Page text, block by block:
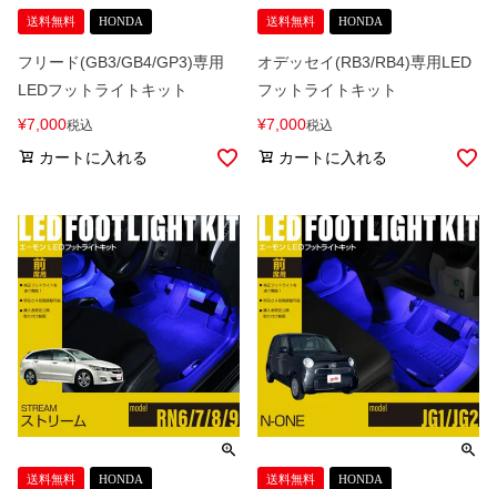
送料無料 HONDA
フリード(GB3/GB4/GP3)専用
LEDフットライトキット
¥7,000税込
カートに入れる
送料無料 HONDA
オデッセイ(RB3/RB4)専用LED
フットライトキット
¥7,000税込
カートに入れる
送料無料 HONDA 送料無料 HONDA